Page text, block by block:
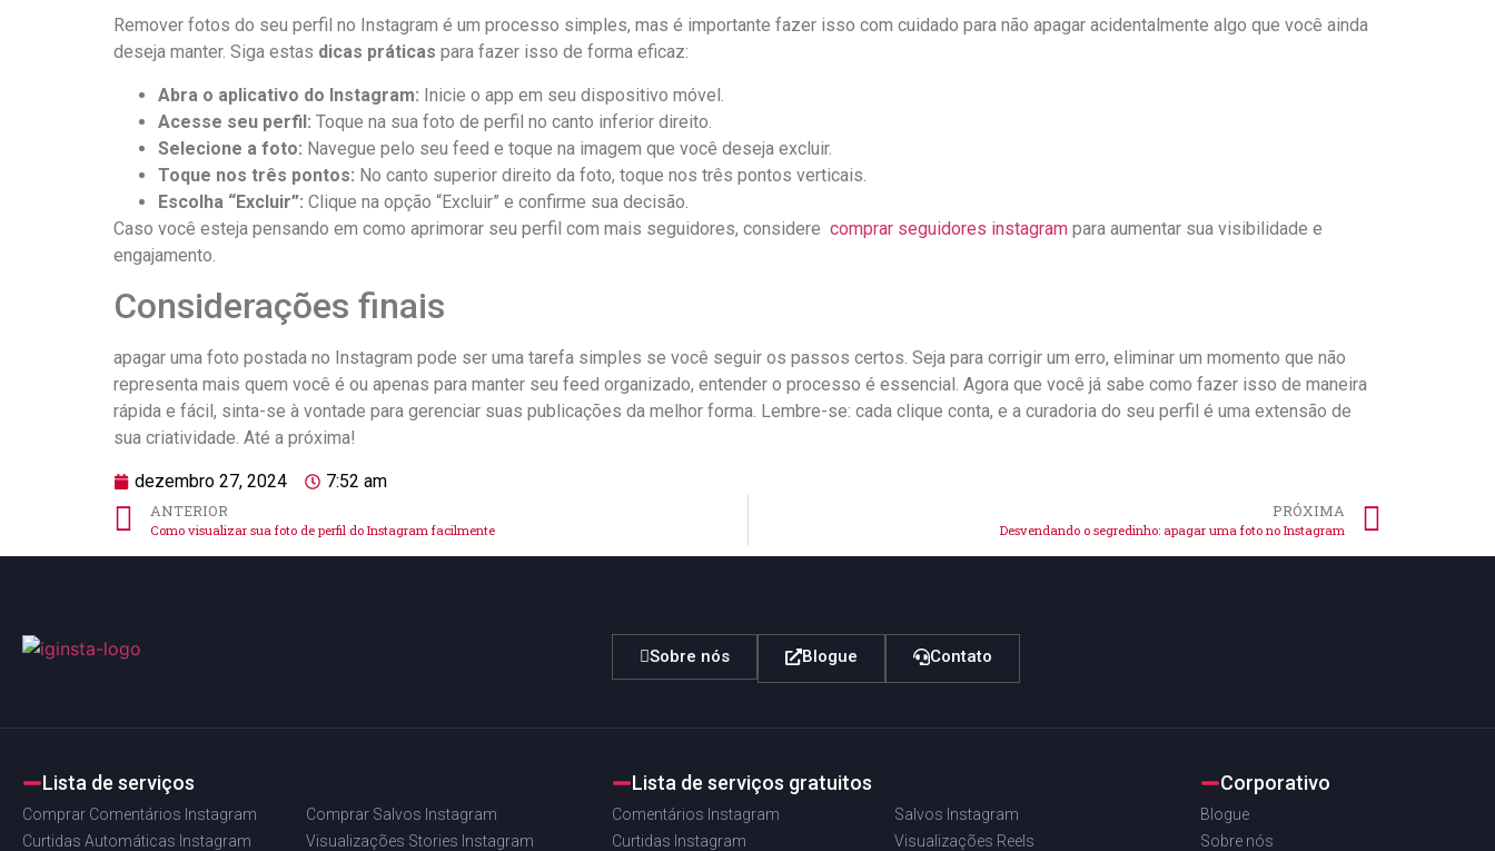
Remover fotos do seu perfil no Instagram é um processo simples, ⁤mas é importante fazer isso ‌com cuidado para não apagar acidentalmente ‍algo que você ⁤ainda
deseja‌ manter. ‌Siga estas dicas​ práticas para fazer isso de forma eficaz:
Abra o⁢ aplicativo‍ do Instagram: Inicie o app em⁣ seu dispositivo móvel.
Acesse seu perfil: Toque na sua foto​ de perfil no canto inferior ​direito.
Selecione a⁣ foto: Navegue ⁤pelo‍ seu feed e⁣ toque na imagem que você deseja‍ excluir.
Toque nos três⁢ pontos: No canto​ superior direito da foto,​ toque ‍nos três pontos⁣ verticais.
Escolha “Excluir”: Clique na⁤ opção “Excluir”‍ e confirme ⁤sua decisão.
Caso você esteja pensando em como⁤ aprimorar ⁢seu perfil com mais seguidores, considere ⁣ comprar seguidores instagram para aumentar⁢ sua visibilidade ⁢e‌
engajamento.
Considerações finais
apagar uma foto ⁣postada no Instagram⁢ pode ser⁢ uma⁣ tarefa simples se você seguir os passos certos.⁤ Seja para corrigir um erro, eliminar um momento que não
‌representa ‍mais⁤ quem você é ou⁢ apenas para manter seu feed⁤ organizado, entender o processo é essencial. Agora que você já sabe como fazer isso‌ de maneira
rápida e fácil, sinta-se à ⁣vontade⁢ para‍ gerenciar‍ suas publicações‌ da melhor forma. Lembre-se: cada clique conta, ⁣e a curadoria ⁤do seu perfil ​é uma extensão ​de
sua criatividade. ⁢Até a ⁣próxima!
dezembro 27, 2024 7:52 am
ANTERIOR
Como visualizar sua foto de perfil do Instagram facilmente
PRÓXIMA
Desvendando o segredinho: apagar uma foto no Instagram
Sobre nós Blogue Contato
Lista de serviços
Comprar Comentários Instagram
Comprar Salvos Instagram
Curtidas Automáticas Instagram
Visualizações Stories Instagram
Lista de serviços gratuitos
Comentários Instagram
Salvos Instagram
Curtidas Instagram
Visualizações Reels
Corporativo
Blogue
Sobre nós